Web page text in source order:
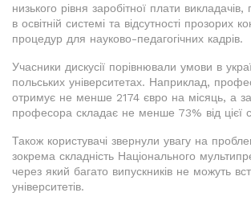
низького рівня заробітної плати
в освітній системі та відсутності прозорих
процедур для науково-педагогічних кадрів.
Учасники дискусії порівнювали умови в
польських університетах. Наприклад,
отримує не менше 2174 євро на місяць, а
професора складає не менше 73% від цієї
Також користувачі звернули увагу на
зокрема складність Національного
через який багато випускників не можуть
університетів.